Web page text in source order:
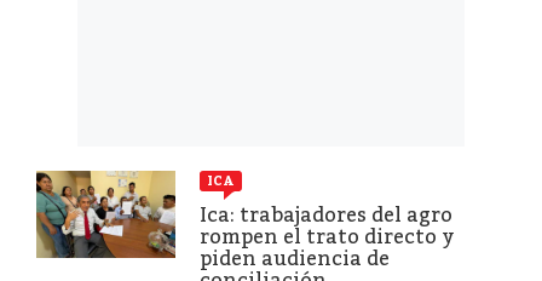
ICA
Ica: trabajadores del agro
rompen el trato directo y
piden audiencia de